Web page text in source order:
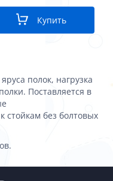
Купить
полок, нагрузка
Поставляется в
стойкам без болтовых